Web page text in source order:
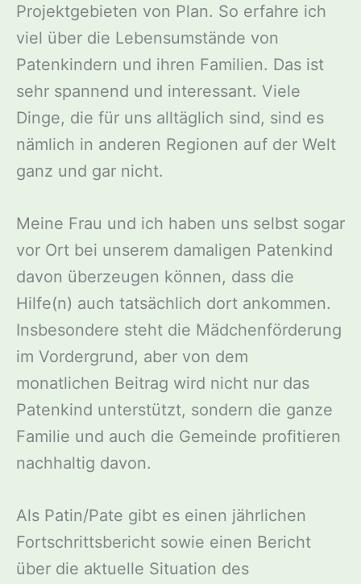
Projektgebieten von Plan. So erfahre ich
viel über die Lebensumstände von
Patenkindern und ihren Familien. Das ist
sehr spannend und interessant. Viele
Dinge, die für uns alltäglich sind, sind es
nämlich in anderen Regionen auf der Welt
ganz und gar nicht.
Meine Frau und ich haben uns selbst sogar
vor Ort bei unserem damaligen Patenkind
davon überzeugen können, dass die
Hilfe(n) auch tatsächlich dort ankommen.
Insbesondere steht die Mädchenförderung
im Vordergrund, aber von dem
monatlichen Beitrag wird nicht nur das
Patenkind unterstützt, sondern die ganze
Familie und auch die Gemeinde profitieren
nachhaltig davon.
Als Patin/Pate gibt es einen jährlichen
Fortschrittsbericht sowie einen Bericht
über die aktuelle Situation des